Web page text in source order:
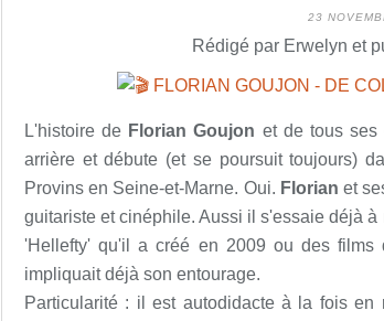
23
Rédigé par Erwelyn et
L'histoire de Florian Goujon et de tous ses
arrière et débute (et se poursuit toujours)
Provins en Seine-et-Marne. Oui. Florian et
guitariste et cinéphile. Aussi il s'essaie déjà
'Hellefty' qu'il a créé en 2009 ou des films
impliquait déjà son entourage.
Particularité : il est autodidacte à la fois en